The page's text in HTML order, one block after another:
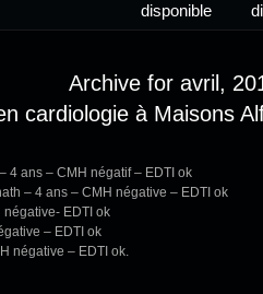
disponible
Archive for avril,
cardiologie à Maisons
4 ans – CMH négatif – EDTI ok
– 4 ans – CMH négative – EDTI ok
négative- EDTI ok
– EDTI ok
négative – EDTI ok.